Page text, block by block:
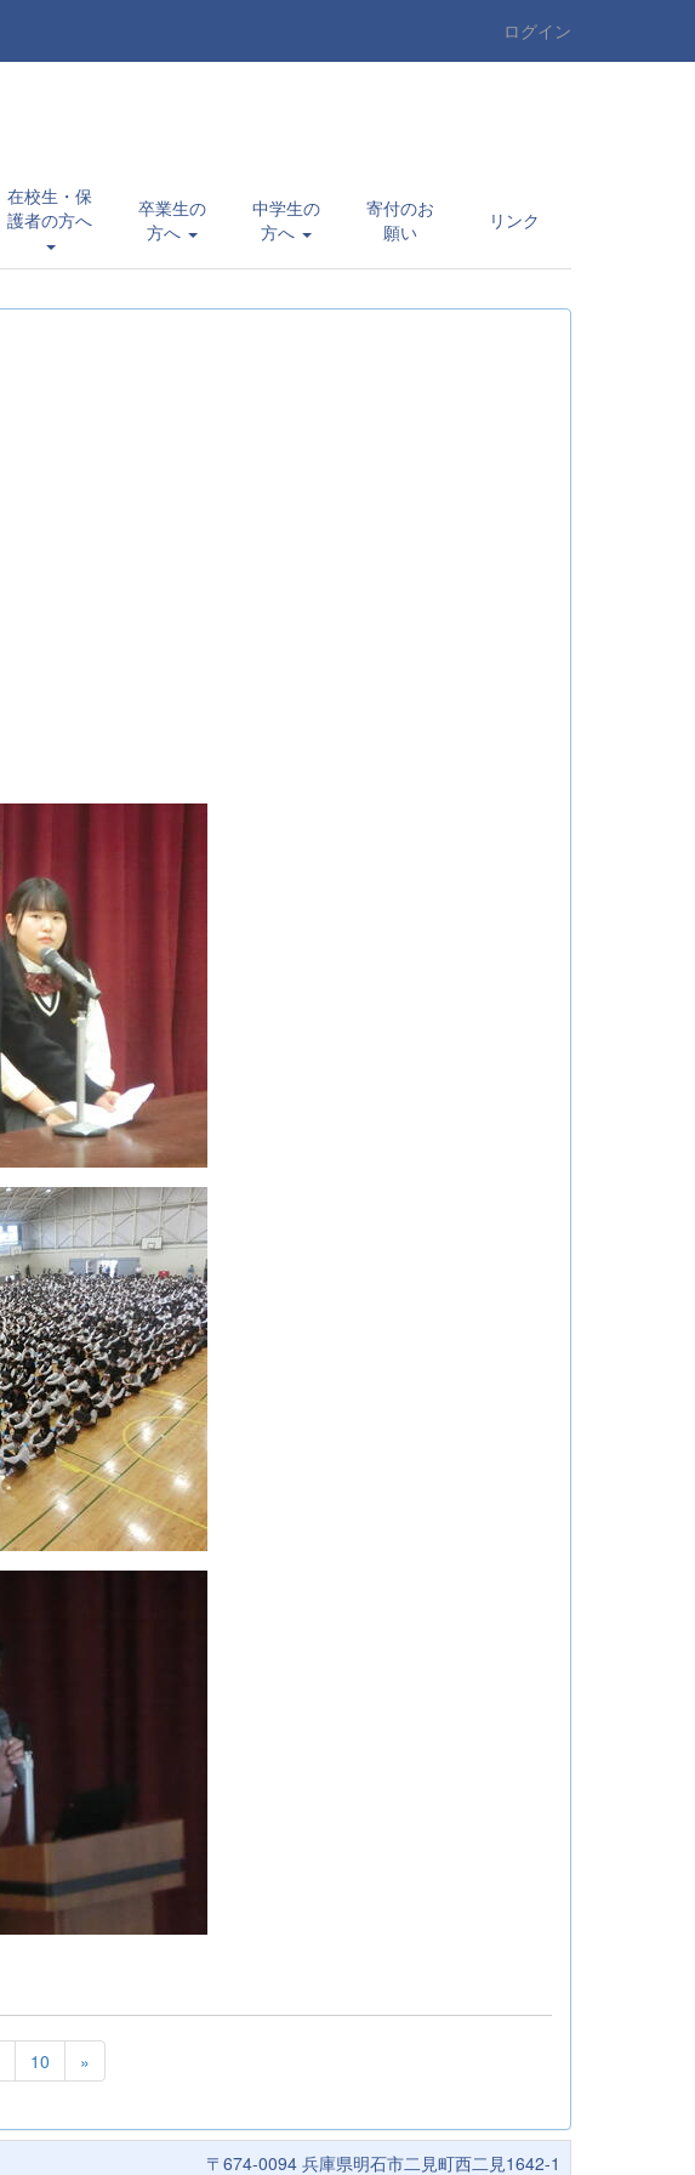
ログイン
在校生・保
護者の方へ
卒業生の
方へ
中学生の
方へ
寄付のお
願い
リンク
10 »
〒674-0094 兵庫県明石市二見町西二見1642-1